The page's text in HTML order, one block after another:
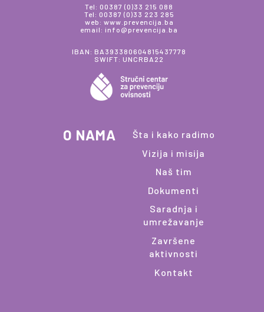
Tel: 00387 (0)33 215 088
Tel: 00387 (0)33 223 285
web: www.prevencija.ba
email: info@prevencija.ba
IBAN: BA393380604815437778
SWIFT: UNCRBA22
O NAMA
Šta i kako radimo
Vizija i misija
Naš tim
Dokumenti
Saradnja i
umrežavanje
Završene
aktivnosti
Kontakt